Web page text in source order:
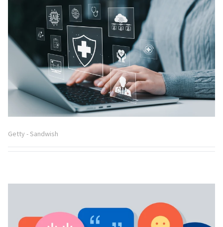
Getty - Sandwish